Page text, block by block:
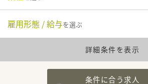
雇用形態 / 給与を選ぶ
詳細条件を表示
条件に合う求人